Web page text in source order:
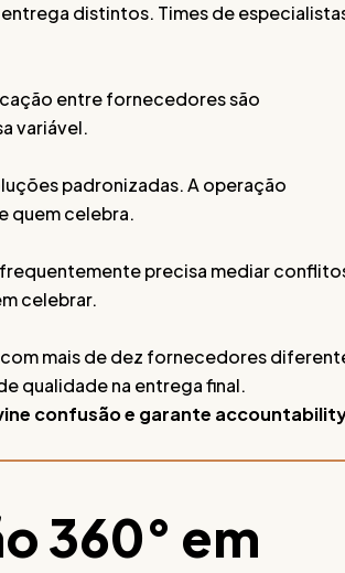
distintos. Times de
entre fornecedores são
variável.
padronizadas. A operação
quem celebra.
precisa mediar
celebrar.
mais de dez fornecedores
qualidade na entrega final.
confusão e garante
360° em